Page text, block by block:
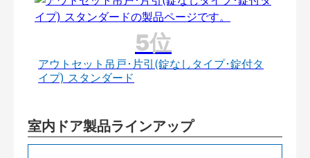
アウトセット吊戸･片引(錠なしタイプ･錠付タ
イプ) スタンダード
室内ドア製品ラインアップ